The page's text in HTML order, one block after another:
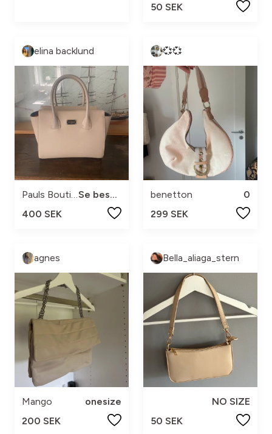
50 SEK
elina backlund
Se beskrivning💕
400 SEK
💞💞
benetton
0
299 SEK
agnes
Mango
onesize
200 SEK
Bella_aliaga_stern
NO SIZE
50 SEK